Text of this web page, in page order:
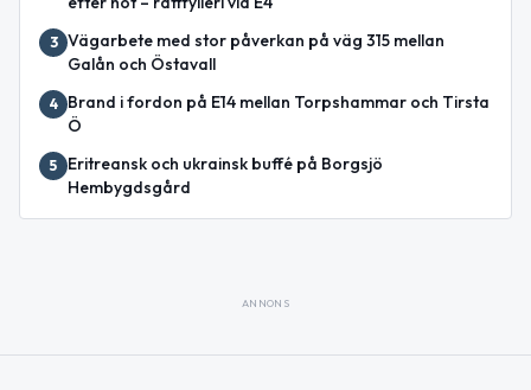
3 Vägarbete med stor påverkan på väg 315 mellan
Galån och Östavall
4
Brand i fordon på E14 mellan Torpshammar och Tirsta
Ö
5
Eritreansk och ukrainsk buffé på Borgsjö
Hembygdsgård
ANNONS